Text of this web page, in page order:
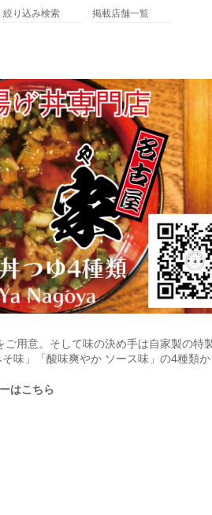
絞り込み検索
掲載店舗一覧
用意。そして味の決め手は自家製の特
味」「酸味爽やか ソース味」の4種類
はこちら